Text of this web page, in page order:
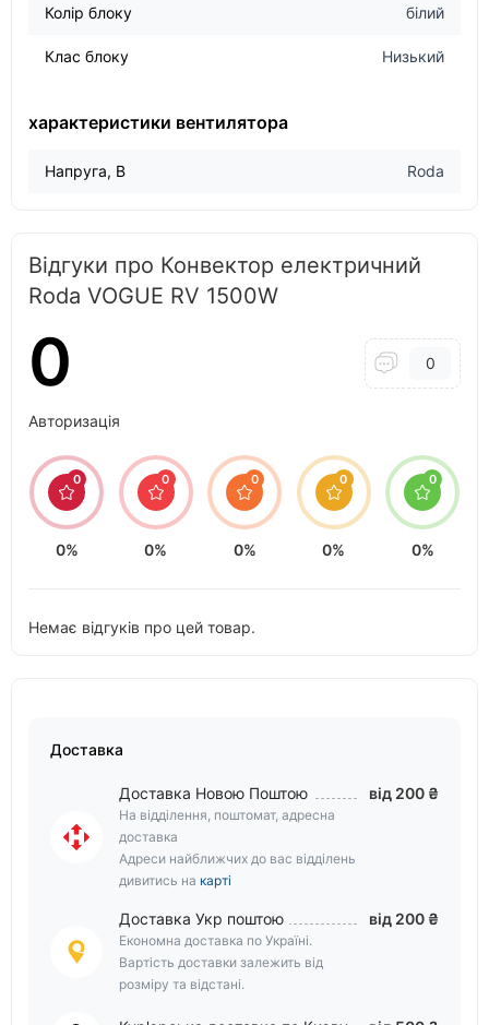
Колір блоку білий
Клас блоку Низький
характеристики вентилятора
Напруга, В Roda
Відгуки про Конвектор електричний
Roda VOGUE RV 1500W
0 0
Авторизація
0
0%
0
0%
0
0%
0
0%
0
0%
Немає відгуків про цей товар.
Доставка
Доставка Новою Поштою
На відділення, поштомат, адресна
доставка
Адреси найближчих до вас відділень
дивитись на карті
від 200 ₴
Доставка Укр поштою
Економна доставка по Україні.
Вартість доставки залежить від
розміру та відстані.
від 200 ₴